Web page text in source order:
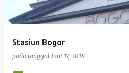
Stasiun Bogor
pada tanggal Juni 17, 2018